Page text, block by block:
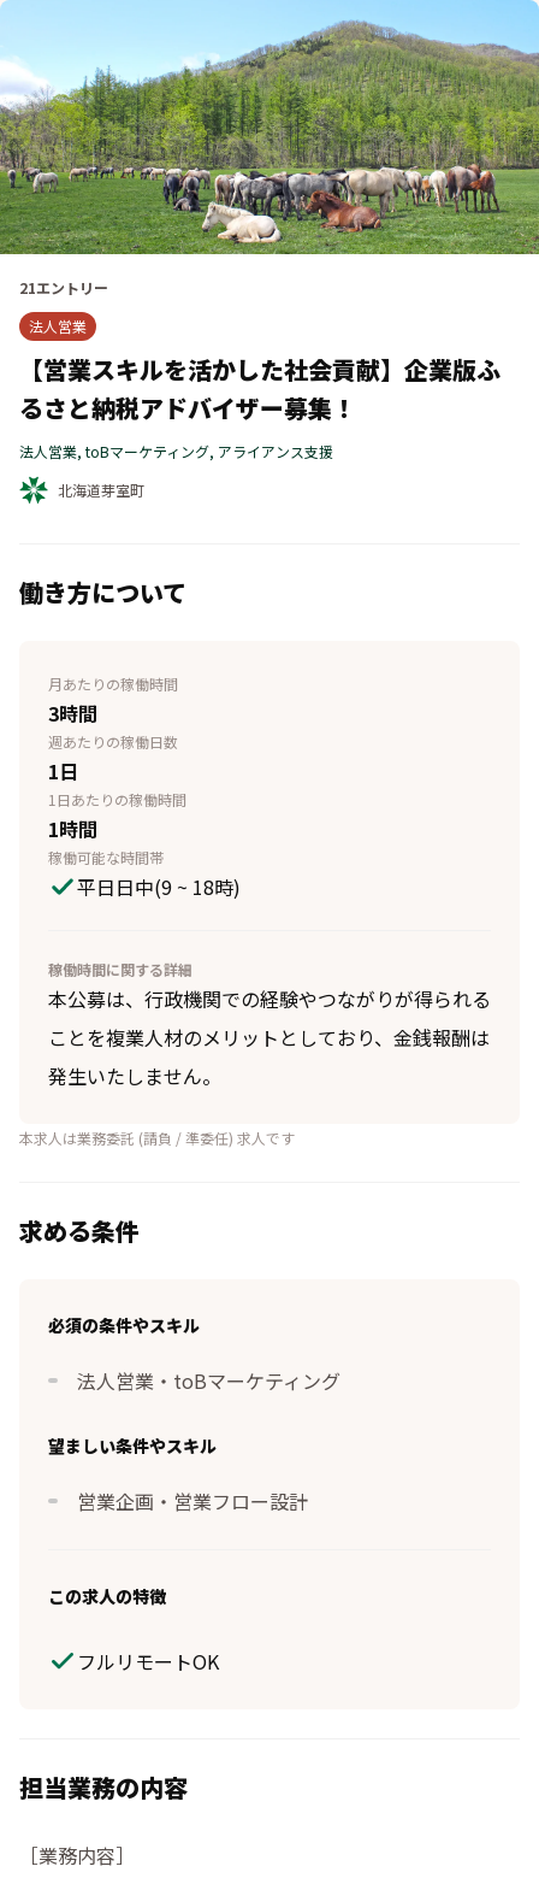
21エントリー
法人営業
【営業スキルを活かした社会貢献】企業版ふ
るさと納税アドバイザー募集！
法人営業, toBマーケティング, アライアンス支援
北海道芽室町
働き方について
月あたりの稼働時間
3時間
週あたりの稼働日数
1日
1日あたりの稼働時間
1時間
稼働可能な時間帯
平日日中(9 ~ 18時)
稼働時間に関する詳細
本公募は、行政機関での経験やつながりが得られる
ことを複業人材のメリットとしており、金銭報酬は
発生いたしません。
本求人は業務委託 (請負 / 準委任) 求人です
求める条件
必須の条件やスキル
法人営業・toBマーケティング
望ましい条件やスキル
営業企画・営業フロー設計
この求人の特徴
フルリモートOK
担当業務の内容
［業務内容］